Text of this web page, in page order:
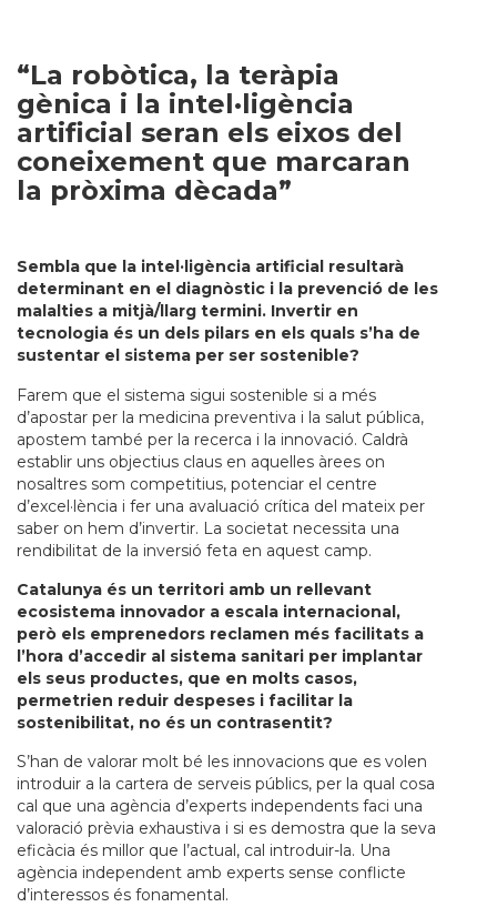
“La robòtica, la teràpia
gènica i la intel·ligència
artificial seran els eixos del
coneixement que marcaran
la pròxima dècada”
Sembla que la intel·ligència artificial resultarà
determinant en el diagnòstic i la prevenció de les
malalties a mitjà/llarg termini. Invertir en
tecnologia és un dels pilars en els quals s’ha de
sustentar el sistema per ser sostenible?
Farem que el sistema sigui sostenible si a més
d’apostar per la medicina preventiva i la salut pública,
apostem també per la recerca i la innovació. Caldrà
establir uns objectius claus en aquelles àrees on
nosaltres som competitius, potenciar el centre
d’excel·lència i fer una avaluació crítica del mateix per
saber on hem d’invertir. La societat necessita una
rendibilitat de la inversió feta en aquest camp.
Catalunya és un territori amb un rellevant
ecosistema innovador a escala internacional,
però els emprenedors reclamen més facilitats a
l’hora d’accedir al sistema sanitari per implantar
els seus productes, que en molts casos,
permetrien reduir despeses i facilitar la
sostenibilitat, no és un contrasentit?
S’han de valorar molt bé les innovacions que es volen
introduir a la cartera de serveis públics, per la qual cosa
cal que una agència d’experts independents faci una
valoració prèvia exhaustiva i si es demostra que la seva
eficàcia és millor que l’actual, cal introduir-la. Una
agència independent amb experts sense conflicte
d’interessos és fonamental.